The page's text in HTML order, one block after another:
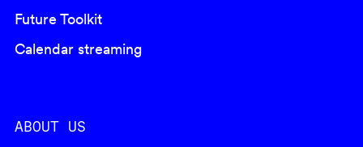
Future Toolkit
Calendar streaming
ABOUT US